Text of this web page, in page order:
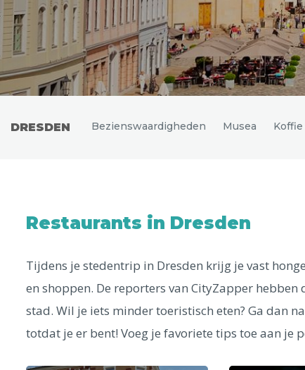
DRESDEN Bezienswaardigheden Musea
Restaurants in Dresden
Tijdens je stedentrip in Dresden krijg je vast
en shoppen. De reporters van CityZapper
stad. Wil je iets minder toeristisch eten? Ga dan
totdat je er bent! Voeg je favoriete tips toe aan je